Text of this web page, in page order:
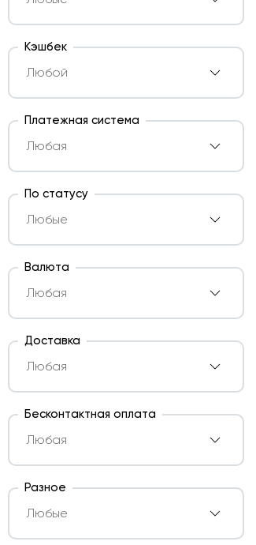
Кэшбек
Платежная система
По статусу
Валюта
Доставка
Бесконтактная оплата
Разное